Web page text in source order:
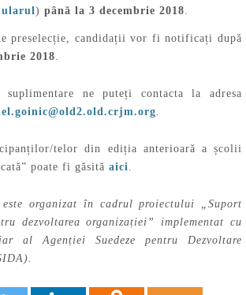
) până la 3 decembrie 2018
preselecție, candidații vor fi notificați după
2018.
suplimentare ne puteți contacta la adresa
telor din ediția anterioară a școlii
poate fi găsită aici
este organizat în cadrul proiectului „Suport
dezvoltarea organizației” implementat cu
al Agenției Suedeze pentru Dezvoltare